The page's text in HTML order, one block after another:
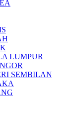
LUMPUR
SEMBILAN